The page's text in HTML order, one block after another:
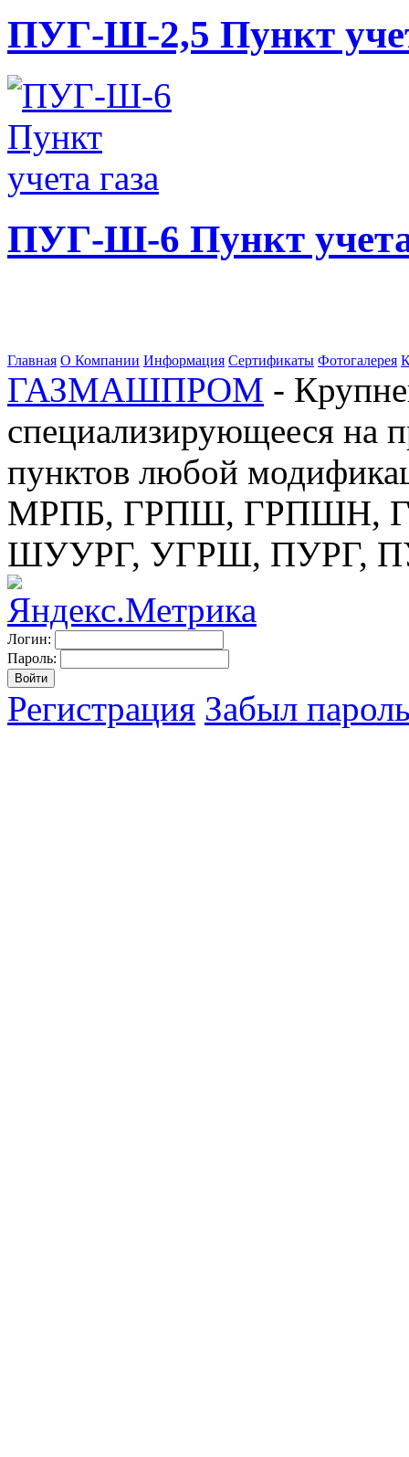
ПУГ-Ш-2,5 Пункт
ПУГ-Ш-6 Пункт учета
Главная О Компании Информация Сертификаты Фотогалерея
ГАЗМАШПРОМ -
специализирующееся на
пунктов любой
МРПБ, ГРПШ, ГРПШН,
ШУУРГ, УГРШ, ПУРГ,
Логин:
Пароль:
Регистрация Забыл